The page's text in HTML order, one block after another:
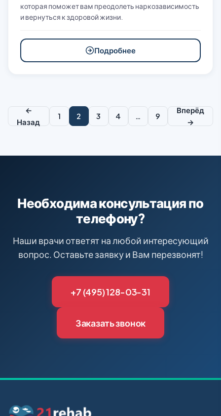
которая поможет вам преодолеть наркозависимость
и вернуться к здоровой жизни.
Подробнее
Пагинация
←
Назад
1 2 3 4 … 9
Вперёд
→
Необходима консультация по
телефону?
Наши врачи ответят на любой интересующий
вопрос. Оставьте заявку и Вам перезвонят!
+7 (495) 128-03-31
Заказать звонок